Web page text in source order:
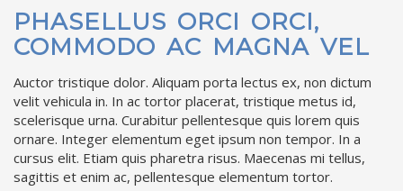
PHASELLUS ORCI ORCI,
COMMODO AC MAGNA VEL
Auctor tristique dolor. Aliquam porta lectus ex, non dictum
velit vehicula in. In ac tortor placerat, tristique metus id,
scelerisque urna. Curabitur pellentesque quis lorem quis
ornare. Integer elementum eget ipsum non tempor. In a
cursus elit. Etiam quis pharetra risus. Maecenas mi tellus,
sagittis et enim ac, pellentesque elementum tortor.